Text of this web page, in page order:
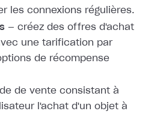
les connexions régulières.
— créez des offres d'achat
une tarification par
de récompense
de vente consistant à
l'achat d'un objet à